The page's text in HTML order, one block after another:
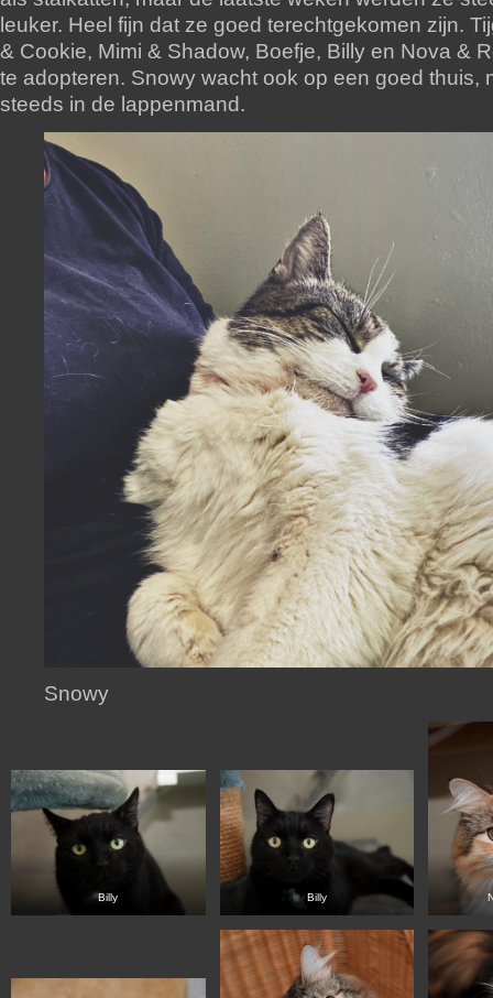
leuker. Heel fijn dat ze goed terechtgekomen zijn.
& Cookie, Mimi & Shadow, Boefje, Billy en Nova &
te adopteren. Snowy wacht ook op een goed thuis,
steeds in de lappenmand.
Snowy
Billy Billy